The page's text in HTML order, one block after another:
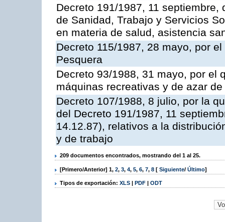
Decreto 191/1987, 11
de Sanidad, Trabajo y Servicios
en materia de salud, asistencia
Decreto 115/1987, 28 mayo, por
Pesquera
Decreto 93/1988, 31 mayo, por el
máquinas recreativas y de azar
Decreto 107/1988, 8 julio, por la
del Decreto 191/1987, 11
14.12.87), relativos a la
y de trabajo
209 documentos encontrados, mostrando del 1 al 25.
[Primero/Anterior] 1, 2, 3, 4, 5, 6, 7, 8 [ Siguiente/ Último]
Tipos de exportación: XLS | PDF | ODT